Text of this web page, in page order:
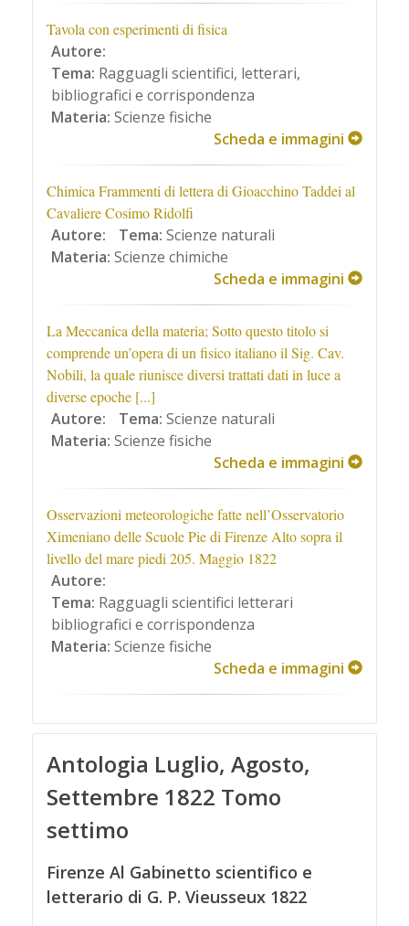
Tavola con esperimenti di fisica
Autore:
Tema: Ragguagli scientifici, letterari,
bibliografici e corrispondenza
Materia: Scienze fisiche
Scheda e immagini
Chimica Frammenti di lettera di Gioacchino Taddei al
Cavaliere Cosimo Ridolfi
Autore: Tema: Scienze naturali
Materia: Scienze chimiche
Scheda e immagini
La Meccanica della materia; Sotto questo titolo si
comprende un’opera di un fisico italiano il Sig. Cav.
Nobili, la quale riunisce diversi trattati dati in luce a
diverse epoche [...]
Autore: Tema: Scienze naturali
Materia: Scienze fisiche
Scheda e immagini
Osservazioni meteorologiche fatte nell’Osservatorio
Ximeniano delle Scuole Pie di Firenze Alto sopra il
livello del mare piedi 205. Maggio 1822
Autore:
Tema: Ragguagli scientifici letterari
bibliografici e corrispondenza
Materia: Scienze fisiche
Scheda e immagini
Antologia Luglio, Agosto,
Settembre 1822 Tomo
settimo
Firenze Al Gabinetto scientifico e
letterario di G. P. Vieusseux 1822